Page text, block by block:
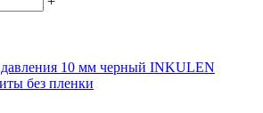
давления 10 мм черный INKULEN
без пленки